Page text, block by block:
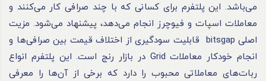
می‌باشد. این پلتفرم برای کسانی که با چند صرافی کار می‌کنند و
معاملات اسپات و فیوچرز انجام می‌دهد، پیشنهاد می‌شود. مزیت
اصلی bitsgap قابلیت سودگیری از اختلاف قیمت بین صرافی‌ها و
انجام خودکار معاملات Grid در بازار رنج است. این پلتفرم انواع
ربات‌های معاملاتی محبوب را دارد که برخی از آن‌ها را معرفی